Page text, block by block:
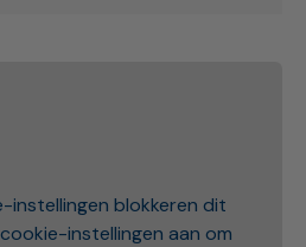
instellingen blokkeren dit
instellingen aan om